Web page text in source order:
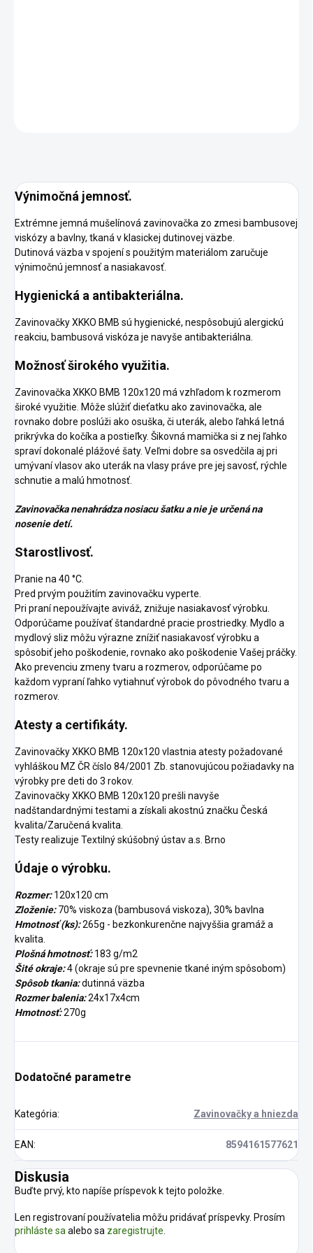
Výnimočná jemnosť.
Extrémne jemná mušelínová zavinovačka zo zmesi bambusovej
viskózy a bavlny, tkaná v klasickej dutinovej väzbe.
Dutinová väzba v spojení s použitým materiálom zaručuje
výnimočnú jemnosť a nasiakavosť.
Hygienická a antibakteriálna.
Zavinovačky XKKO BMB sú hygienické, nespôsobujú alergickú
reakciu, bambusová viskóza je navyše antibakteriálna.
Možnosť širokého využitia.
Zavinovačka XKKO BMB 120x120 má vzhľadom k rozmerom
široké využitie. Môže slúžiť dieťatku ako zavinovačka, ale
rovnako dobre poslúži ako osuška, či uterák, alebo ľahká letná
prikrývka do kočíka a postieľky. Šikovná mamička si z nej ľahko
spraví dokonalé plážové šaty. Veľmi dobre sa osvedčila aj pri
umývaní vlasov ako uterák na vlasy práve pre jej savosť, rýchle
schnutie a malú hmotnosť.
Zavinovačka nenahrádza nosiacu šatku a nie je určená na
nosenie detí.
Starostlivosť.
Pranie na 40 °C.
Pred prvým použitím zavinovačku vyperte.
Pri praní nepoužívajte aviváž, znižuje nasiakavosť výrobku.
Odporúčame používať štandardné pracie prostriedky. Mydlo a
mydlový sliz môžu výrazne znížiť nasiakavosť výrobku a
spôsobiť jeho poškodenie, rovnako ako poškodenie Vašej práčky.
Ako prevenciu zmeny tvaru a rozmerov, odporúčame po
každom vypraní ľahko vytiahnuť výrobok do pôvodného tvaru a
rozmerov.
Atesty a certifikáty.
Zavinovačky XKKO BMB 120x120 vlastnia atesty požadované
vyhláškou MZ ČR číslo 84/2001 Zb. stanovujúcou požiadavky na
výrobky pre deti do 3 rokov.
Zavinovačky XKKO BMB 120x120 prešli navyše
nadštandardnými testami a získali akostnú značku Česká
kvalita/Zaručená kvalita.
Testy realizuje Textilný skúšobný ústav a.s. Brno
Údaje o výrobku.
Rozmer: 120x120 cm
Zloženie:70% viskoza (bambusová viskoza), 30% bavlna
Hmotnosť (ks):265g - bezkonkurenčne najvyššia gramáž a
kvalita.
Plošná hmotnosť:183 g/m2
Šité okraje:4 (okraje sú pre spevnenie tkané iným spôsobom)
Spôsob tkania:dutinná väzba
Rozmer balenia:24x17x4cm
Hmotnosť:270g
Dodatočné parametre
Kategória: Zavinovačky a hniezda
EAN: 8594161577621
Diskusia
Buďte prvý, kto napíše príspevok k tejto položke.
Len registrovaní používatelia môžu pridávať príspevky. Prosím
prihláste saalebo sa zaregistrujte.